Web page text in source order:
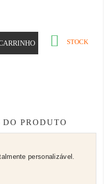
 STOCK
PRODUTO
personalizável.